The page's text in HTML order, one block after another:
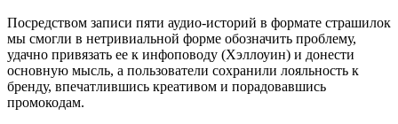
Посредством записи пяти аудио-историй в формате страшилок
мы смогли в нетривиальной форме обозначить проблему,
удачно привязать ее к инфоповоду (Хэллоуин) и донести
основную мысль, а пользователи сохранили лояльность к
бренду, впечатлившись креативом и порадовавшись
промокодам.